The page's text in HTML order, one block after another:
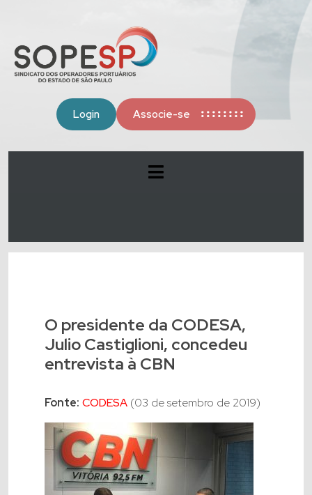
Login Associe-se
O presidente da CODESA,
Julio Castiglioni, concedeu
entrevista à CBN
Fonte: CODESA (03 de setembro de 2019)